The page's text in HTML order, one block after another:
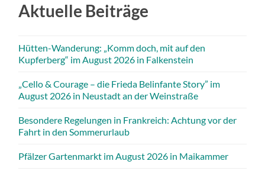
Aktuelle Beiträge
Hütten-Wanderung: „Komm doch, mit auf den
Kupferberg“ im August 2026 in Falkenstein
„Cello & Courage – die Frieda Belinfante Story” im
August 2026 in Neustadt an der Weinstraße
Besondere Regelungen in Frankreich: Achtung vor der
Fahrt in den Sommerurlaub
Pfälzer Gartenmarkt im August 2026 in Maikammer